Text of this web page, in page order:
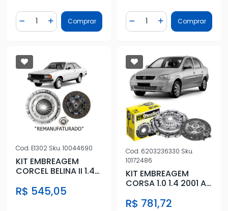
Diminuir Quantidade
Quantidade
Adicionar Quantidade
Comprar Diminuir Quantidade
Quantidade
AdicionarComprar
Cod. E1302 Sku.10044690
KIT EMBREAGEM
CORCEL BELINA II 1.4
REMA
R$ 545,05
Cod. 6203236330 Sku.
10172486
KIT EMBREAGEM
CORSA 1.0 1.4 2001 A
R$ 781,72